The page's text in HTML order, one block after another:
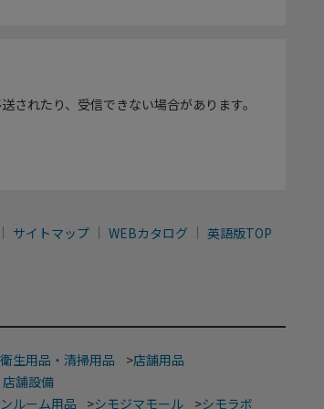
されたり、受信できない場合があります。
サイトマップ WEBカタログ 英語版TOP
衛生用品・清掃用品 >店舗用品
舗設備
ルーム用品 >シモジマモール >シモラボ